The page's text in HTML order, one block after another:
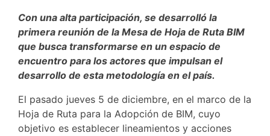
Con una alta participación, se desarrolló la
primera reunión de la Mesa de Hoja de Ruta BIM
que busca transformarse en un espacio de
encuentro para los actores que impulsan el
desarrollo de esta metodología en el país.
El pasado jueves 5 de diciembre, en el marco de la
Hoja de Ruta para la Adopción de BIM, cuyo
objetivo es establecer lineamientos y acciones